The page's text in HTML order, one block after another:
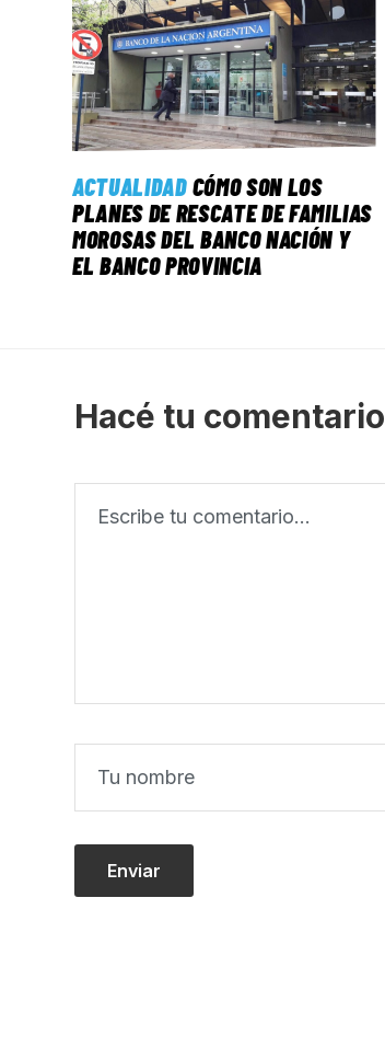
ACTUALIDAD CÓMO SON LOS
PLANES DE RESCATE DE FAMILIAS
MOROSAS DEL BANCO NACIÓN Y
EL BANCO PROVINCIA
Hacé tu comentario